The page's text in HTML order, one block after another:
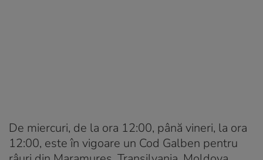
De miercuri, de la ora 12:00, până vineri, la ora
12:00, este în vigoare un Cod Galben pentru